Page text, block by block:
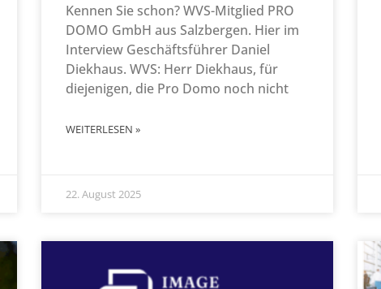
Kennen Sie schon? WVS-Mitglied PRO
DOMO GmbH aus Salzbergen. Hier im
Interview Geschäftsführer Daniel
Diekhaus. WVS: Herr Diekhaus, für
diejenigen, die Pro Domo noch nicht
WEITERLESEN »
22. August 2025